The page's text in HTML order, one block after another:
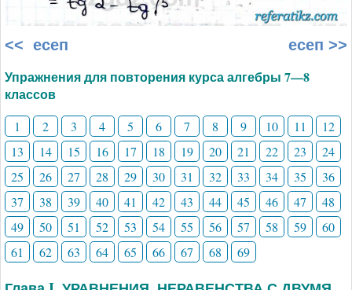
<< есеп есеп >>
Упражнения для повторения курса алгебры 7—8
классов
1 2 3 4 5 6 7 8 9 10 11
12
13
14 15 16 17 18 19 20 21 22 23
24
25
26 27 28 29 30 31 32 33 34 35
36
37
38 39 40 41 42 43 44 45 46 47
48
49
50 51 52 53 54 55 56 57 58 59
60
61
62 63 64 65 66 67 68 69